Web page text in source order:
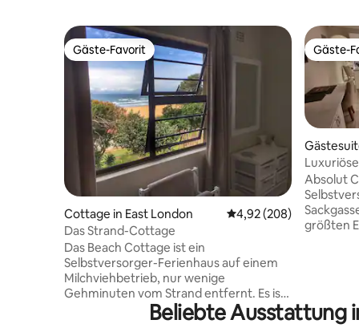
Gäste-Favorit
Gäste-Favorit
Cottage in East London Durchschnittliche
4,92 (208)
Das Strand-Cottage
Das Beach Cottage ist ein
Selbstversorger-Ferienhaus auf einem
Milchviehbetrieb, nur wenige
Gehminuten vom Strand entfernt. Es ist
nur 10 km vom Flughafen EL und eine 20-
minütige Fahrt nach EL entfernt. Das
Gäste-
Gäste-
Komfort
Absolut
größten
Braais
Beliebte Ausstattung